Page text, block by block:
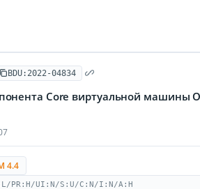
BDU:2022-04834
Core виртуальной машины
4.4
PR:H/UI:N/S:U/C:N/I:N/A:H